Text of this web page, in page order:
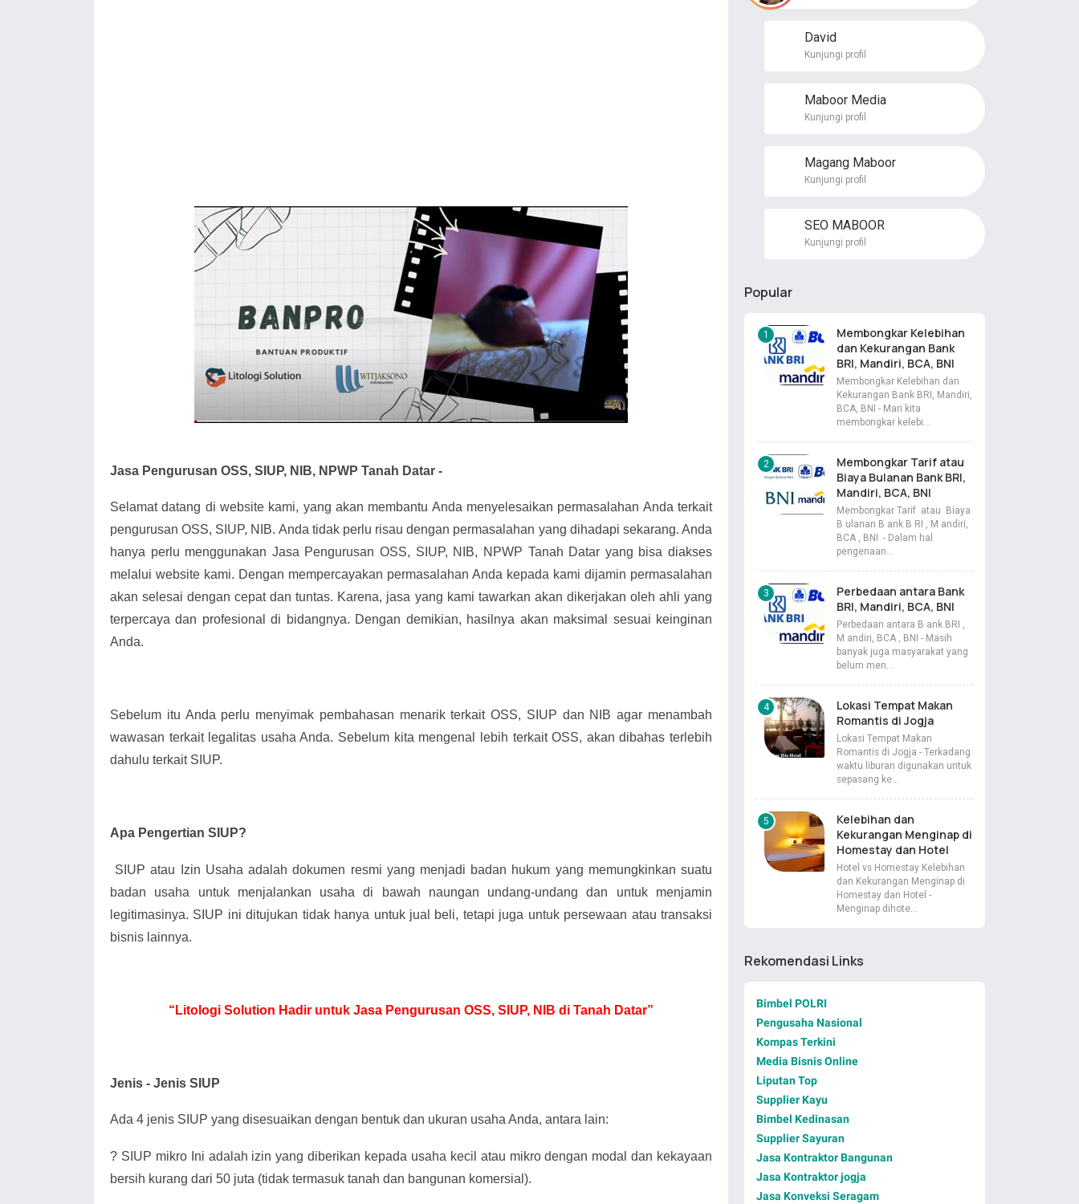
Jasa Pengurusan OSS, SIUP, NIB, NPWP Tanah Datar -
Selamat datang di website kami, yang akan membantu Anda menyelesaikan permasalahan Anda terkait
pengurusan OSS, SIUP, NIB. Anda tidak perlu risau dengan permasalahan yang dihadapi sekarang. Anda
hanya perlu menggunakan Jasa Pengurusan OSS, SIUP, NIB, NPWP Tanah Datar yang bisa diakses
melalui website kami. Dengan mempercayakan permasalahan Anda kepada kami dijamin permasalahan
akan selesai dengan cepat dan tuntas. Karena, jasa yang kami tawarkan akan dikerjakan oleh ahli yang
terpercaya dan profesional di bidangnya. Dengan demikian, hasilnya akan maksimal sesuai keinginan
Anda.
Sebelum itu Anda perlu menyimak pembahasan menarik terkait OSS, SIUP dan NIB agar menambah
wawasan terkait legalitas usaha Anda. Sebelum kita mengenal lebih terkait OSS, akan dibahas terlebih
dahulu terkait SIUP.
Apa Pengertian SIUP?
SIUP atau Izin Usaha adalah dokumen resmi yang menjadi badan hukum yang memungkinkan suatu
badan usaha untuk menjalankan usaha di bawah naungan undang-undang dan untuk menjamin
legitimasinya. SIUP ini ditujukan tidak hanya untuk jual beli, tetapi juga untuk persewaan atau transaksi
bisnis lainnya.
“Litologi Solution Hadir untuk Jasa Pengurusan OSS, SIUP, NIB di Tanah Datar”
Jenis - Jenis SIUP
Ada 4 jenis SIUP yang disesuaikan dengan bentuk dan ukuran usaha Anda, antara lain:
? SIUP mikro Ini adalah izin yang diberikan kepada usaha kecil atau mikro dengan modal dan kekayaan
bersih kurang dari 50 juta (tidak termasuk tanah dan bangunan komersial).
David
Kunjungi profil
Maboor Media
Kunjungi profil
Magang Maboor
Kunjungi profil
SEO MABOOR
Kunjungi profil
Popular
Membongkar Kelebihan
dan Kekurangan Bank
BRI, Mandiri, BCA, BNI
Membongkar Kelebihan dan
Kekurangan Bank BRI, Mandiri,
BCA, BNI - Mari kita
membongkar kelebi…
Membongkar Tarif atau
Biaya Bulanan Bank BRI,
Mandiri, BCA, BNI
Membongkar Tarif atau Biaya
B ulanan B ank B RI , M andiri,
BCA , BNI - Dalam hal
pengenaan…
Perbedaan antara Bank
BRI, Mandiri, BCA, BNI
Perbedaan antara B ank BRI ,
M andiri, BCA , BNI - Masih
banyak juga masyarakat yang
belum men…
Lokasi Tempat Makan
Romantis di Jogja
Lokasi Tempat Makan
Romantis di Jogja - Terkadang
waktu liburan digunakan untuk
sepasang ke…
Kelebihan dan
Kekurangan Menginap di
Homestay dan Hotel
Hotel vs Homestay Kelebihan
dan Kekurangan Menginap di
Homestay dan Hotel -
Menginap dihote…
Rekomendasi Links
Bimbel POLRI
Pengusaha Nasional
Kompas Terkini
Media Bisnis Online
Liputan Top
Supplier Kayu
Bimbel Kedinasan
Supplier Sayuran
Jasa Kontraktor Bangunan
Jasa Kontraktor jogja
Jasa Konveksi Seragam